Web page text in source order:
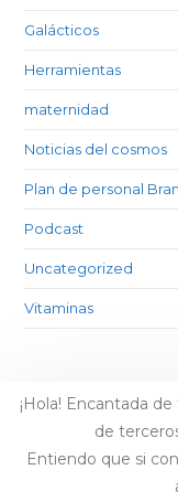
Galácticos
Herramientas
maternidad
Noticias del cosmos
Plan de personal
Podcast
Uncategorized
Vitaminas
¡Hola! Encantada
de
Entiendo que si